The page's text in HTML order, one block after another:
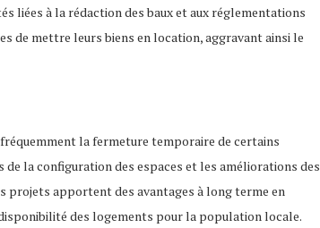
liées à la rédaction des baux et aux réglementations
de mettre leurs biens en location, aggravant ainsi le
la fermeture temporaire de certains
la configuration des espaces et les améliorations des
projets apportent des avantages à long terme en
des logements pour la population locale.